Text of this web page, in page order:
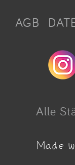
AGB
Alle
Made